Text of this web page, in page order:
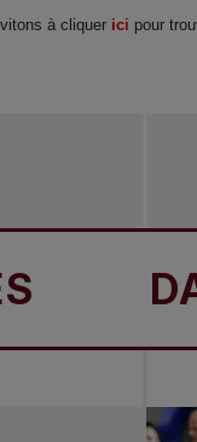
à cliquer ici pour
DANS